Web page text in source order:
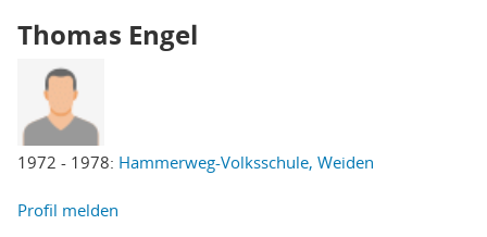
Thomas Engel
1972 - 1978: Hammerweg-Volksschule, Weiden
Profil melden